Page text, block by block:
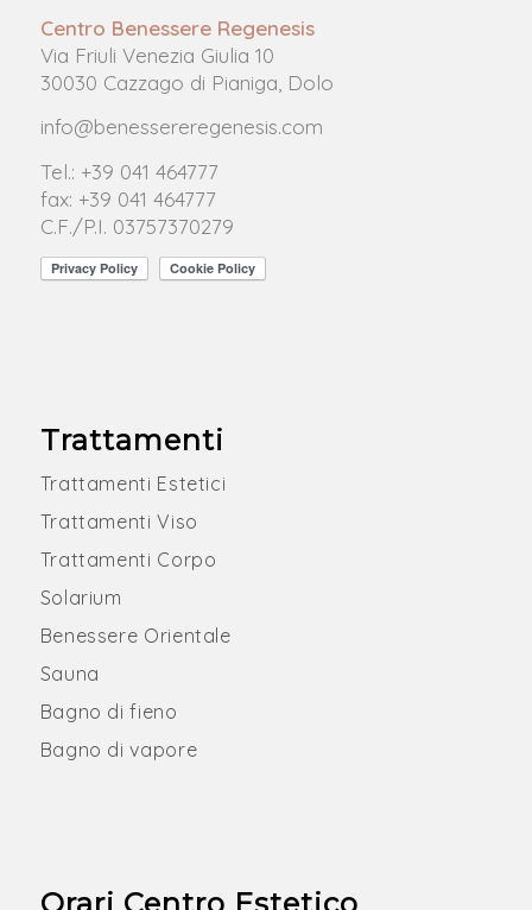
Centro Benessere Regenesis
Via Friuli Venezia Giulia 10
30030 Cazzago di Pianiga, Dolo
info@benessereregenesis.com
Tel.: +39 041 464777
fax: +39 041 464777
C.F./P.I. 03757370279
Trattamenti
Trattamenti Estetici
Trattamenti Viso
Trattamenti Corpo
Solarium
Benessere Orientale
Sauna
Bagno di fieno
Bagno di vapore